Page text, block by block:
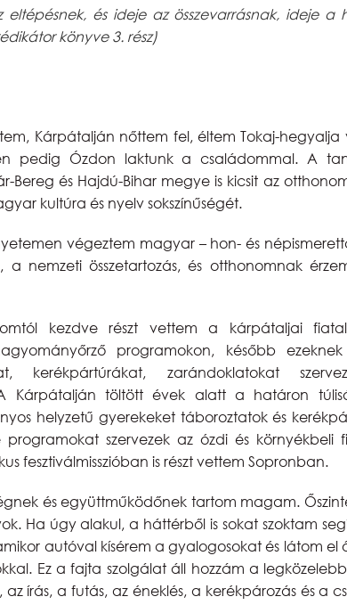
eltépésnek, és ideje az összevarrásnak, ideje a
könyve 3. rész)
Kárpátalján nőttem fel, éltem Tokaj-
pedig Ózdon laktunk a családommal. A
Bereg és Hajdú-Bihar megye is kicsit az
kultúra és nyelv sokszínűségét.
végeztem magyar – hon- és
a nemzeti összetartozás, és otthonomnak
kezdve részt vettem a kárpátaljai
programokon, később
kerékpártúrákat, zarándoklatokat
A Kárpátalján töltött évek alatt a határon
helyzetű gyerekeket táboroztatok és
programokat szervezek az ózdi és környékbeli
fesztiválmisszióban is részt vettem Sopronban.
és együttműködőnek tartom magam.
Ha úgy alakul, a háttérből is sokat szoktam
autóval kísérem a gyalogosokat és látom el
Ez a fajta szolgálat áll hozzám a
az írás, a futás, az éneklés, a kerékpározás és a